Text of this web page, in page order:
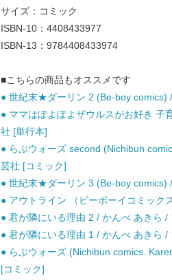
サイズ：コミック
ISBN-10：4408433977
ISBN-13：9784408433974
■こちらの商品もオススメです
● 世紀末★ダーリン 2 (Be-boy comics)
● ママはぽよぽよザウルスがお好き 子
社 [単行本]
● らぶウォーズ second (Nichibun
芸社 [コミック]
● 世紀末★ダーリン 3 (Be-boy comics)
● アウトライン （ビーボーイコミック
● 君が隣にいる理由 2 / かんべ あきら
● 君が隣にいる理由 1 / かんべ あきら
● らぶウォーズ (Nichibun comics.
[コミック]